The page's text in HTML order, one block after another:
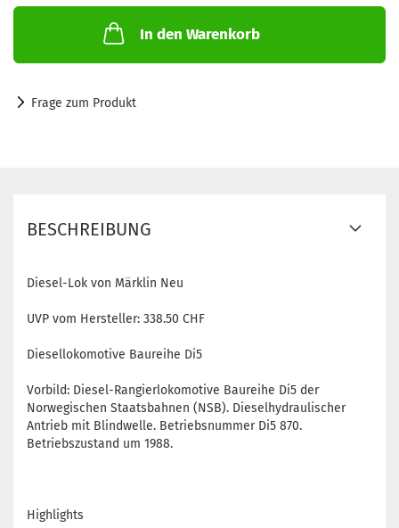
In den Warenkorb
Frage zum Produkt
BESCHREIBUNG
Diesel-Lok von Märklin Neu
UVP vom Hersteller: 338.50 CHF
Diesellokomotive Baureihe Di5
Vorbild: Diesel-Rangierlokomotive Baureihe Di5 der
Norwegischen Staatsbahnen (NSB). Dieselhydraulischer
Antrieb mit Blindwelle. Betriebsnummer Di5 870.
Betriebszustand um 1988.
Highlights